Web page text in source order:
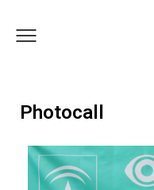
Photocall